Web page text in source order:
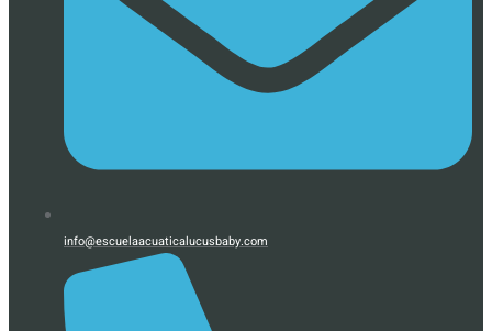
info@escuelaacuaticalucusbaby.com